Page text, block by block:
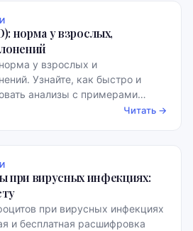
норма у взрослых,
у взрослых и
Узнайте, как быстро и
анализы с примерами
Читать →
вирусных инфекциях:
при вирусных инфекциях
и бесплатная расшифровка